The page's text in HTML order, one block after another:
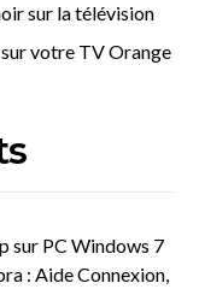
sur la télévision
votre TV Orange
sur PC Windows 7
: Aide Connexion,